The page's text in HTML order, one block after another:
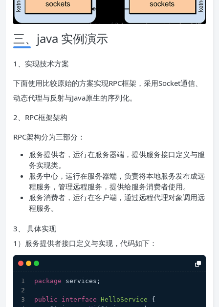
三、java 实例演示
1、实现技术方案
下面使用比较原始的方案实现RPC框架，采用Socket通信、
动态代理与反射与Java原生的序列化。
2、RPC框架架构
RPC架构分为三部分：
服务提供者，运行在服务器端，提供服务接口定义与服
务实现类。
服务中心，运行在服务器端，负责将本地服务发布成远
程服务，管理远程服务，提供给服务消费者使用。
服务消费者，运行在客户端，通过远程代理对象调用远
程服务。
3、 具体实现
1）服务提供者接口定义与实现，代码如下：
package services;
public interface HelloService {